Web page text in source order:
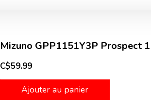
Mizuno GPP1151Y3P Prospect
C$59.99
Ajouter au panier